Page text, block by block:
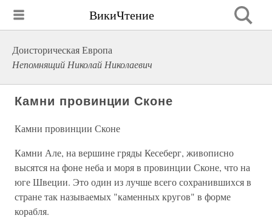
ВикиЧтение
Доисторическая Европа
Непомнящий Николай Николаевич
Камни провинции Сконе
Камни провинции Сконе
Камни Але, на вершине гряды Кесеберг, живописно
высятся на фоне неба и моря в провинции Сконе, что на
юге Швеции. Это один из лучше всего сохранившихся в
стране так называемых "каменных кругов" в форме
корабля.